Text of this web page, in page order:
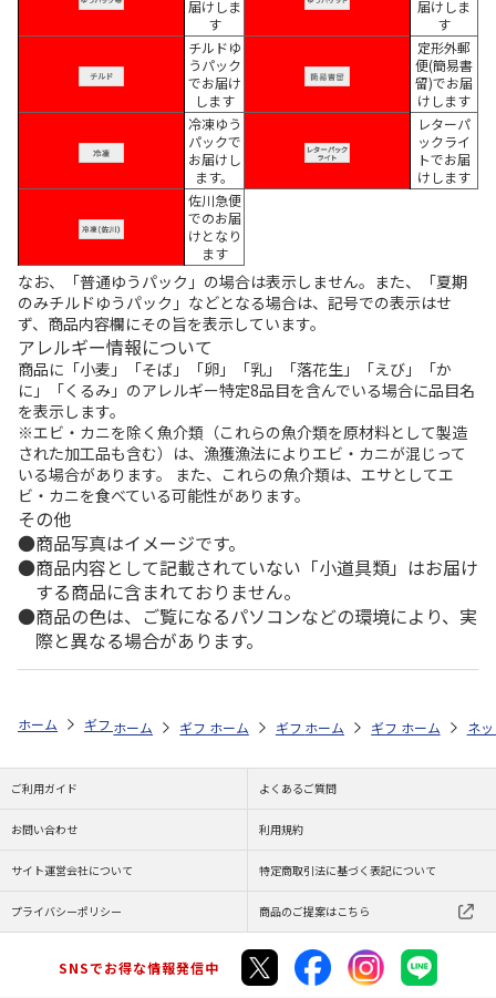
届けしま
す
届けしま
す
チルドゆ
うパック
でお届け
します
定形外郵
便(簡易書
留)でお届
けします
冷凍ゆう
パックで
お届けし
ます。
レターパ
ックライ
トでお届
けします
佐川急便
でのお届
けとなり
ます
なお、「普通ゆうパック」の場合は表示しません。また、「夏期
のみチルドゆうパック」などとなる場合は、記号での表示はせ
ず、商品内容欄にその旨を表示しています。
アレルギー情報について
商品に「小麦」「そば」「卵」「乳」「落花生」「えび」「か
に」「くるみ」のアレルギー特定8品目を含んでいる場合に品目名
を表示します。
※エビ・カニを除く魚介類（これらの魚介類を原材料として製造
された加工品も含む）は、漁獲漁法によりエビ・カニが混じって
いる場合があります。 また、これらの魚介類は、エサとしてエ
ビ・カニを食べている可能性があります。
その他
商品写真はイメージです。
商品内容として記載されていない「小道具類」はお届け
する商品に含まれておりません。
商品の色は、ご覧になるパソコンなどの環境により、実
際と異なる場合があります。
ホーム ギフトストア お中元・夏ギフト特集 2026 お菓子・スイーツ
ホーム ギフトストア お中元・夏ギフト特集 2026
ホーム ギフトストア お中元・夏ギフト
ホーム ギフトストア お
ホーム ネ
ご利用ガイド よくあるご質問
お問い合わせ 利用規約
サイト運営会社について 特定商取引法に基づく表記について
プライバシーポリシー 商品のご提案はこちら
SNSでお得な情報発信中